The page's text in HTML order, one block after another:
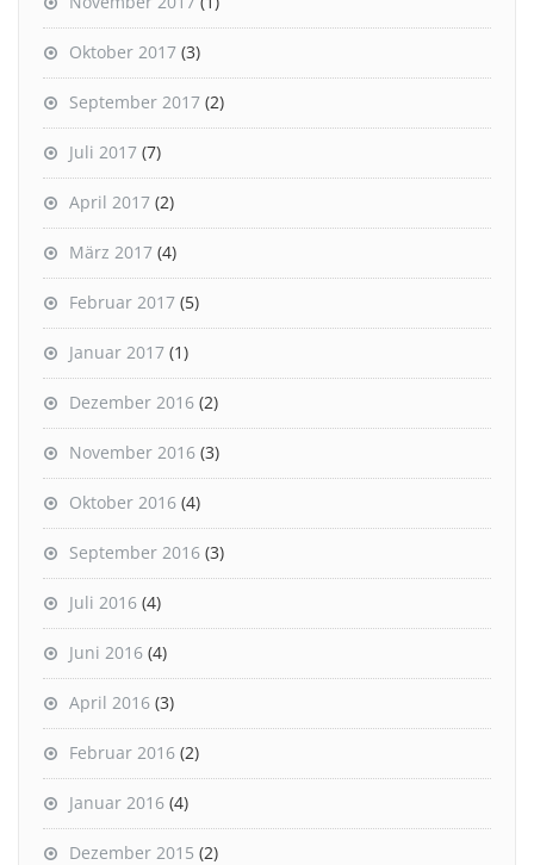
Oktober 2017 (3)
September 2017 (2)
Juli 2017 (7)
April 2017 (2)
März 2017 (4)
Februar 2017 (5)
Januar 2017 (1)
Dezember 2016 (2)
November 2016 (3)
Oktober 2016 (4)
September 2016 (3)
Juli 2016 (4)
Juni 2016 (4)
April 2016 (3)
Februar 2016 (2)
Januar 2016 (4)
Dezember 2015 (2)